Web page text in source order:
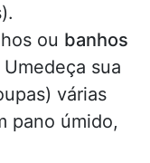
ou banhos
sua
várias
pano úmido,